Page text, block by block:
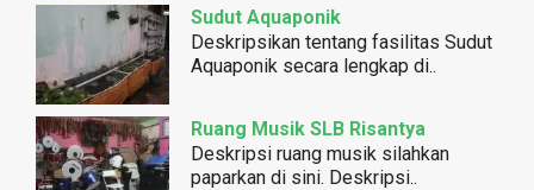
Sudut Aquaponik
Deskripsikan tentang fasilitas Sudut
Aquaponik secara lengkap di..
Ruang Musik SLB Risantya
Deskripsi ruang musik silahkan
paparkan di sini. Deskripsi..